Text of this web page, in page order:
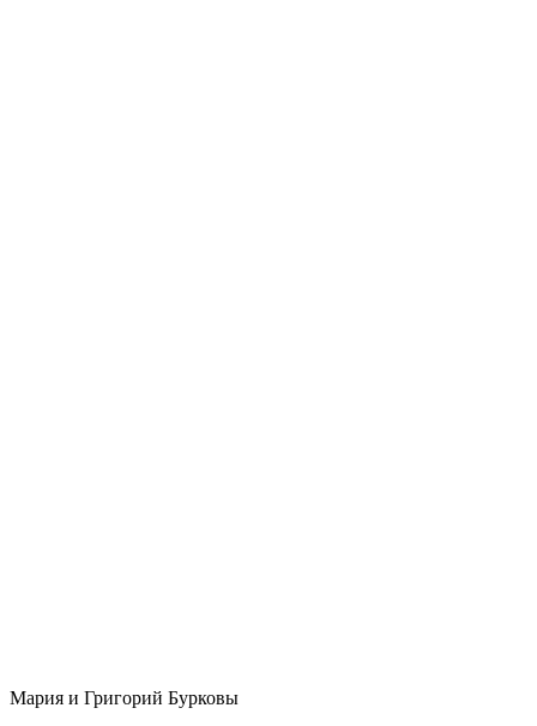
Мария и Григорий Бурковы